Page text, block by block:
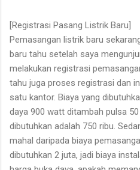
[Registrasi Pasang Listrik Baru]
Pemasangan listrik baru
baru tahu setelah saya
melakukan registrasi
tahu juga proses registrasi dan
satu kantor. Biaya yang
daya 900 watt ditambah pulsa
dibutuhkan adalah 750 ribu.
mahal daripada biaya
dibutuhkan 2 juta, jadi biaya